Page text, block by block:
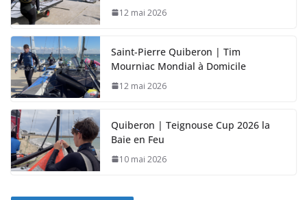
12 mai 2026
Saint-Pierre Quiberon | Tim
Mourniac Mondial à Domicile
12 mai 2026
Quiberon | Teignouse Cup 2026 la
Baie en Feu
10 mai 2026